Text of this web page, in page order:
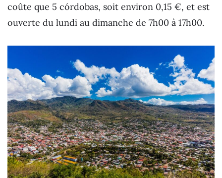
coûte que 5 córdobas, soit environ 0,15 €, et est
ouverte du lundi au dimanche de 7h00 à 17h00.